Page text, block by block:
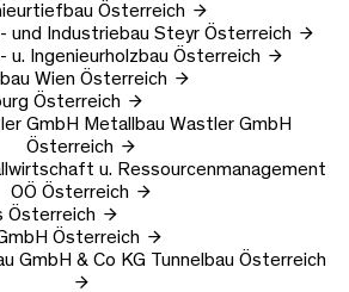
Österreich
und Industriebau Steyr Österreich
Hoch- u. Ingenieurholzbau Österreich
Wien Österreich
Österreich
GmbH Metallbau Wastler GmbH
Österreich
u. Ressourcenmanagement
OÖ Österreich
Österreich
Österreich
GmbH & Co KG Tunnelbau Österreich